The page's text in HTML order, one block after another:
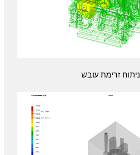
ניתוח זרימת עובש